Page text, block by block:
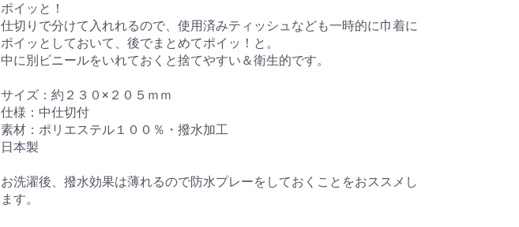
ポイッと！
仕切りで分けて入れれるので、使用済みティッシュなども一時的に巾着に
ポイッとしておいて、後でまとめてポイッ！と。
中に別ビニールをいれておくと捨てやすい＆衛生的です。
サイズ：約２３０×２０５ｍｍ
仕様：中仕切付
素材：ポリエステル１００％・撥水加工
日本製
お洗濯後、撥水効果は薄れるので防水プレーをしておくことをおススメし
ます。